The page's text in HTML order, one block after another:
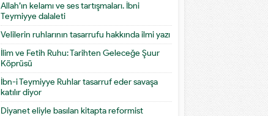
Allah’ın kelamı ve ses tartışmaları. İbni
Teymiyye dalaleti
Velilerin ruhlarının tasarrufu hakkında ilmi yazı
İlim ve Fetih Ruhu: Tarihten Geleceğe Şuur
Köprüsü
İbn-i Teymiyye Ruhlar tasarruf eder savaşa
katılır diyor
Diyanet eliyle basılan kitapta reformist